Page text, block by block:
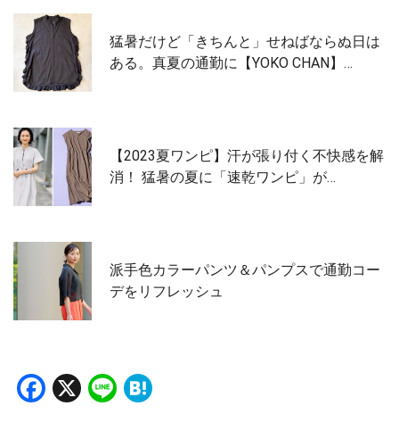
猛暑だけど「きちんと」せねばならぬ日は
ある。真夏の通勤に【YOKO CHAN】…
【2023夏ワンピ】汗が張り付く不快感を解
消！ 猛暑の夏に「速乾ワンピ」が…
派手色カラーパンツ＆パンプスで通勤コー
デをリフレッシュ
Facebook
X Line